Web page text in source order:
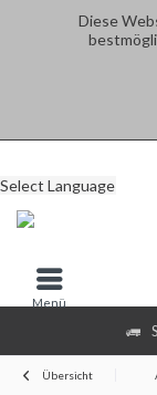
Diese
Select Language
Menü
Übersicht